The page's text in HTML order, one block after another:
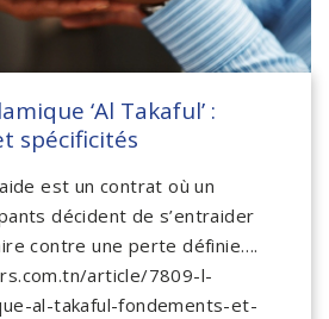
‘Al Takaful’ :
spécificités
est un contrat où un
décident de s’entraider
contre une perte définie….
article/7809-l-
al-takaful-fondements-et-